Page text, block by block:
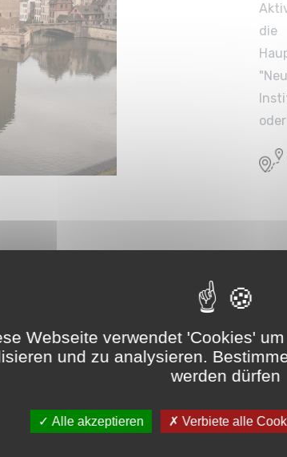
die
die traditionellen Häuser, die
schmackhafte Gastronomie, die
charmanten Unterkünfte Colmar zu
Elsass und zur Hüterin einer
und Gastfreundschaft die
hochwertigen Gastfreundschaft
Einblick in mehr als
Webseite verwendet 'Cookies'
und zu analysieren.
werden dürfen
Alle akzeptieren Verbiete alle